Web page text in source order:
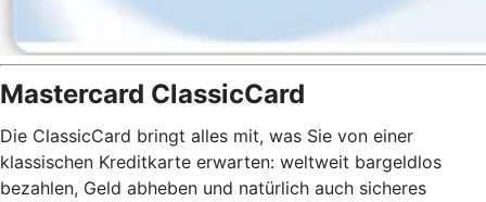
Mastercard ClassicCard
Die ClassicCard bringt alles mit, was Sie von einer
klassischen Kreditkarte erwarten: weltweit bargeldlos
bezahlen, Geld abheben und natürlich auch sicheres